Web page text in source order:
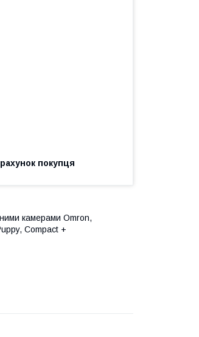
покупця
камерами Omron,
Compact +